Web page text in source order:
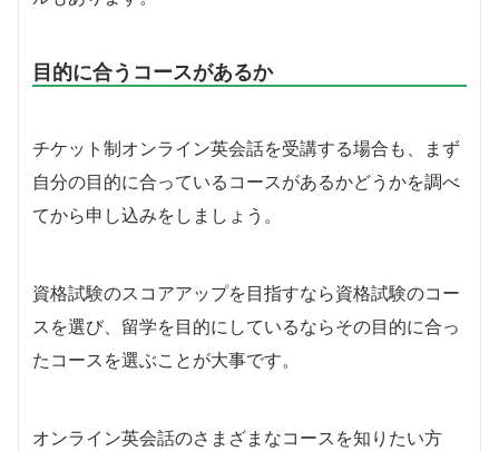
目的に合うコースがあるか
チケット制オンライン英会話を受講する場合も、まず
自分の目的に合っているコースがあるかどうかを調べ
てから申し込みをしましょう。
資格試験のスコアアップを目指すなら資格試験のコー
スを選び、留学を目的にしているならその目的に合っ
たコースを選ぶことが大事です。
オンライン英会話のさまざまなコースを知りたい方